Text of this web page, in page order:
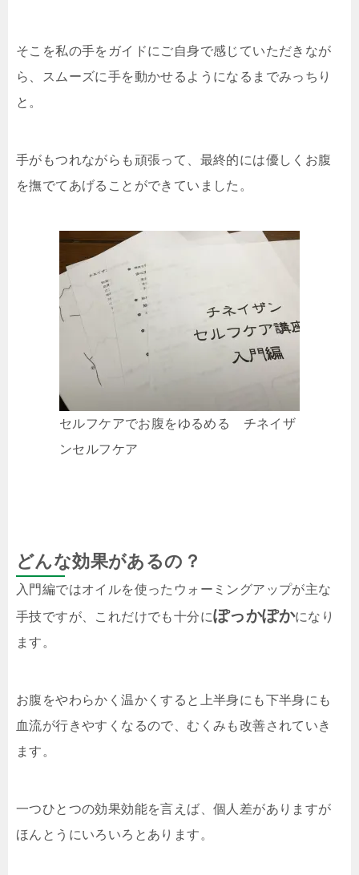
そこを私の手をガイドにご自身で感じていただきなが
ら、スムーズに手を動かせるようになるまでみっちり
と。
手がもつれながらも頑張って、最終的には優しくお腹
を撫でてあげることができていました。
セルフケアでお腹をゆるめる チネイザ
ンセルフケア
どんな効果があるの？
入門編ではオイルを使ったウォーミングアップが主な
手技ですが、これだけでも十分にぽっかぽかになり
ます。
お腹をやわらかく温かくすると上半身にも下半身にも
血流が行きやすくなるので、むくみも改善されていき
ます。
一つひとつの効果効能を言えば、個人差がありますが
ほんとうにいろいろとあります。